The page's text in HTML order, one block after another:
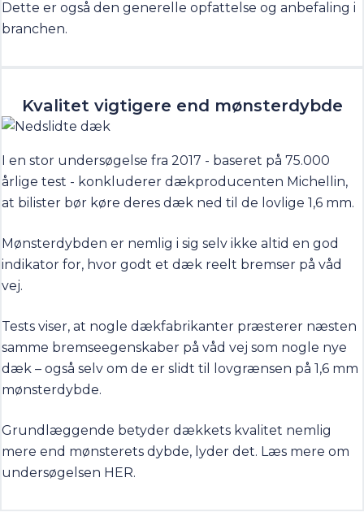
Dette er også den generelle opfattelse og anbefaling i
branchen.
Kvalitet vigtigere end mønsterdybde
I en stor undersøgelse fra 2017 - baseret på 75.000
årlige test - konkluderer dækproducenten Michellin,
at bilister bør køre deres dæk ned til de lovlige 1,6 mm.
Mønsterdybden er nemlig i sig selv ikke altid en god
indikator for, hvor godt et dæk reelt bremser på våd
vej.
Tests viser, at nogle dækfabrikanter præsterer næsten
samme bremseegenskaber på våd vej som nogle nye
dæk – også selv om de er slidt til lovgrænsen på 1,6 mm
mønsterdybde.
Grundlæggende betyder dækkets kvalitet nemlig
mere end mønsterets dybde, lyder det. Læs mere om
undersøgelsen HER.